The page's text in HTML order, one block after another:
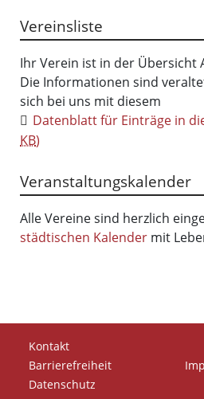
Vereinsliste
Ihr Verein ist in der Übersicht
Die Informationen sind
sich bei uns mit diesem
Datenblatt für Einträge in
KB)
Veranstaltungskalender
Alle Vereine sind herzlich
städtischen Kalender mit
Kontakt
Barrierefreiheit
Datenschutz